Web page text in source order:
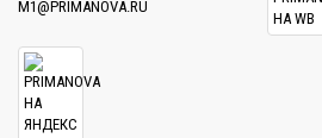
M1@PRIMANOVA.RU